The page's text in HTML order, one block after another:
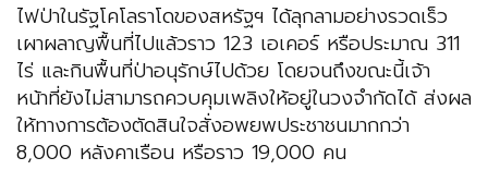
ไฟป่าในรัฐโคโลราโดของสหรัฐฯ ได้ลุกลามอย่างรวดเร็ว
เผาผลาญพื้นที่ไปแล้วราว 123 เอเคอร์ หรือประมาณ 311
ไร่ และกินพื้นที่ป่าอนุรักษ์ไปด้วย โดยจนถึงขณะนี้เจ้า
หน้าที่ยังไม่สามารถควบคุมเพลิงให้อยู่ในวงจำกัดได้ ส่งผล
ให้ทางการต้องตัดสินใจสั่งอพยพประชาชนมากกว่า
8,000 หลังคาเรือน หรือราว 19,000 คน